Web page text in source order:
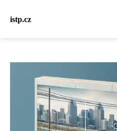
istp.cz